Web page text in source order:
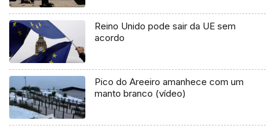
Reino Unido pode sair da UE sem
acordo
Pico do Areeiro amanhece com um
manto branco (vídeo)